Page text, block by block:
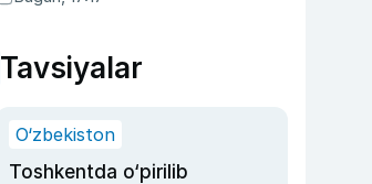
Tavsiyalar
O‘zbekiston
Toshkentda o‘pirilib